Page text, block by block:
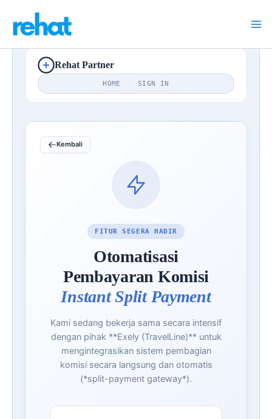
konten
Program Afiliasi
Rehat Partner
HOME SIGN IN
Kembali
FITUR SEGERA HADIR
Otomatisasi
Pembayaran Komisi
Instant Split Payment
Kami sedang bekerja sama secara intensif
dengan pihak **Exely (TravelLine)** untuk
mengintegrasikan sistem pembagian
komisi secara langsung dan otomatis
(*split-payment gateway*).